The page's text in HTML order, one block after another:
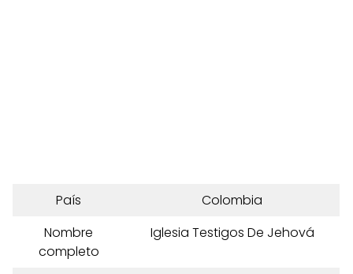
País
Colombia
Nombre
completo
Iglesia Testigos De Jehová